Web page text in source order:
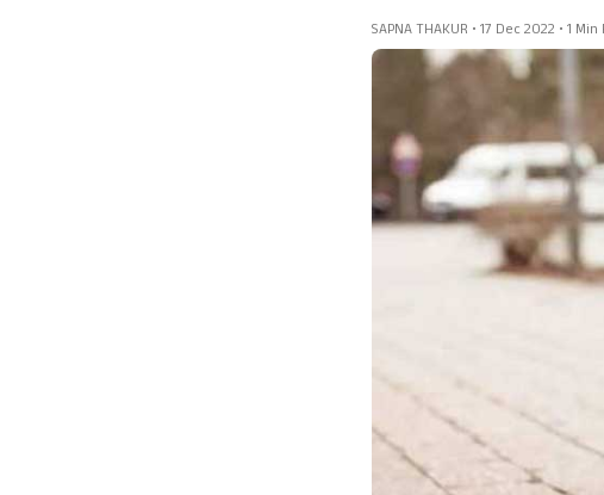
SAPNA THAKUR • 17 Dec 2022 • 1 Min